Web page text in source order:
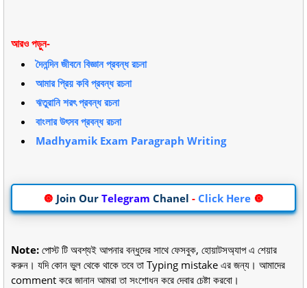
আরও পড়ুন-
দৈনন্দিন জীবনে বিজ্ঞান প্রবন্ধ রচনা
আমার প্রিয় কবি প্রবন্ধ রচনা
ঋতুরানি শরৎ প্রবন্ধ রচনা
বাংলার উৎসব প্রবন্ধ রচনা
Madhyamik Exam Paragraph Writing
🔘 Join Our Telegram Chanel - Click Here 🔘
Note: পোস্ট টি অবশ্যই আপনার বন্ধুদের সাথে ফেসবুক, হোয়াটসঅ্যাপ এ শেয়ার
করুন। যদি কোন ভুল থেকে থাকে তবে তা Typing mistake এর জন্য। আমাদের
comment করে জানান আমরা তা সংশোধন করে দেবার চেষ্টা করবো।